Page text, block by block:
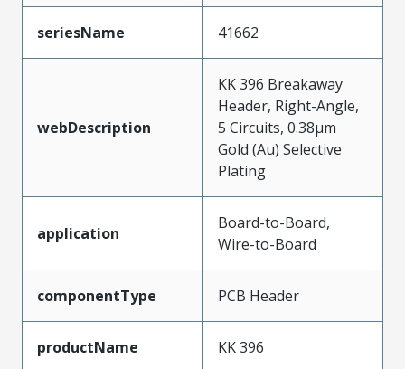
seriesName 41662
webDescription
KK 396 Breakaway
Header, Right-Angle,
5 Circuits, 0.38µm
Gold (Au) Selective
Plating
application
Board-to-Board,
Wire-to-Board
componentType PCB Header
productName KK 396